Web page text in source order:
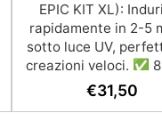
EPIC KIT XL):
rapidamente in 2-5
sotto luce UV,
creazioni veloci. ✅
Bezel a Sorpresa:
creare gioielli
€31,50